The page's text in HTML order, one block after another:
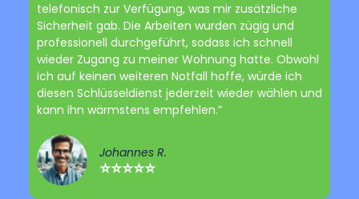
telefonisch zur Verfügung, was mir zusätzliche
Sicherheit gab. Die Arbeiten wurden zügig und
professionell durchgeführt, sodass ich schnell
wieder Zugang zu meiner Wohnung hatte. Obwohl
ich auf keinen weiteren Notfall hoffe, würde ich
diesen Schlüsseldienst jederzeit wieder wählen und
kann ihn wärmstens empfehlen.”
Johannes R.
⭐⭐⭐⭐⭐